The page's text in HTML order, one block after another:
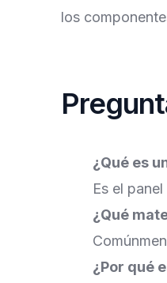
los
¿Qué es
Es el
¿Qué
¿Por qué